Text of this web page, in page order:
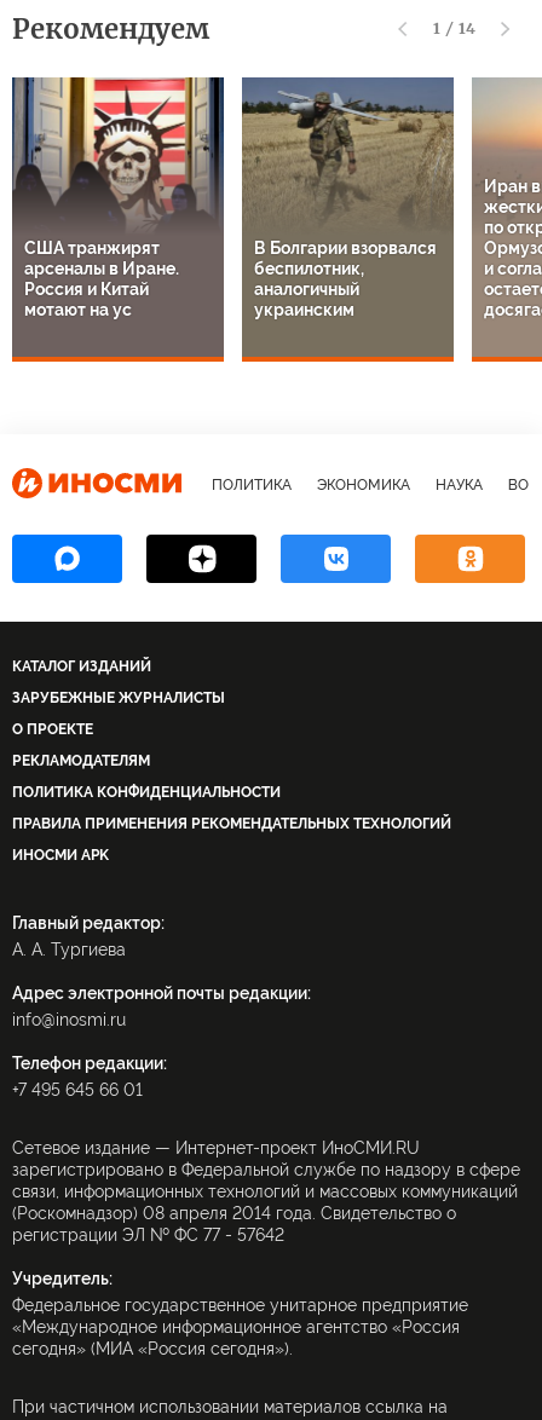
Рекомендуем 1 / 14
США транжирят
арсеналы в Иране.
Россия и Китай
мотают на ус
В Болгарии взорвался
беспилотник,
аналогичный
украинским
Иран
по
и
ПОЛИТИКА ЭКОНОМИКА НАУКА
КАТАЛОГ ИЗДАНИЙ
ЗАРУБЕЖНЫЕ ЖУРНАЛИСТЫ
О ПРОЕКТЕ
РЕКЛАМОДАТЕЛЯМ
ПОЛИТИКА КОНФИДЕНЦИАЛЬНОСТИ
ПРАВИЛА ПРИМЕНЕНИЯ РЕКОМЕНДАТЕЛЬНЫХ ТЕХНОЛОГИЙ
ИНОСМИ APK
Главный редактор:
А. А. Тургиева
Адрес электронной почты редакции:
info@inosmi.ru
Телефон редакции:
+7 495 645 66 01
Сетевое издание — Интернет-проект ИноСМИ.RU
зарегистрировано в Федеральной службе по надзору в сфере
связи, информационных технологий и массовых коммуникаций
(Роскомнадзор) 08 апреля 2014 года. Свидетельство о
регистрации ЭЛ № ФС 77 - 57642
Учредитель:
Федеральное государственное унитарное предприятие
«Международное информационное агентство «Россия
сегодня» (МИА «Россия сегодня»).
При частичном использовании материалов ссылка на